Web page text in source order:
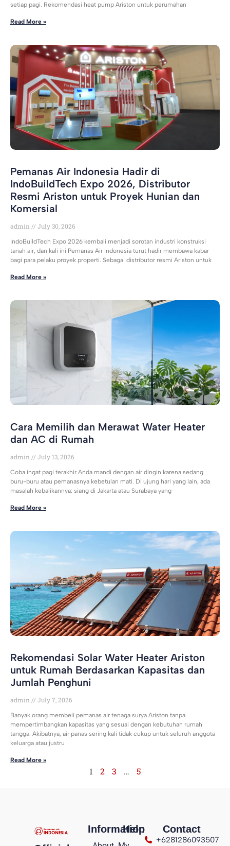
setiap pagi. Rekomendasi heat pump Ariston untuk perumahan
Read More »
Pemanas Air Indonesia Hadir di
IndoBuildTech Expo 2026, Distributor
Resmi Ariston untuk Proyek Hunian dan
Komersial
admin July 30, 2026
IndoBuildTech Expo 2026 kembali menjadi sorotan industri konstruksi
tanah air, dan kali ini Pemanas Air Indonesia turut hadir membawa kabar
bagi para pelaku proyek properti. Sebagai distributor resmi Ariston untuk
Read More »
Cara Memilih dan Merawat Water Heater
dan AC di Rumah
admin July 13, 2026
Coba ingat pagi terakhir Anda mandi dengan air dingin karena sedang
buru-buru atau pemanasnya kebetulan mati. Di ujung hari yang lain, ada
masalah kebalikannya: siang di Jakarta atau Surabaya yang
Read More »
Rekomendasi Solar Water Heater Ariston
untuk Rumah Berdasarkan Kapasitas dan
Jumlah Penghuni
admin July 7, 2026
Banyak orang membeli pemanas air tenaga surya Ariston tanpa
mempertimbangkan kapasitas yang sesuai dengan kebutuhan rumah
tangga. Akibatnya, air panas sering kali tidak cukup untuk seluruh anggota
keluarga atau justru
Read More »
1 2 3 … 5
Information
Help Contact
+6281286093507